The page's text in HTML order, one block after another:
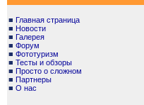
■ Главная страница
■ Новости
■ Галерея
■ Форум
■ Фототуризм
■ Тесты и обзоры
■ Просто о сложном
■ Партнеры
■ О нас